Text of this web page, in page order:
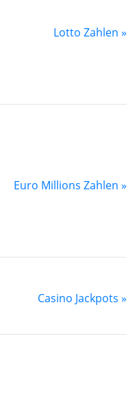
Lotto Zahlen »
Euro Millions Zahlen »
Casino Jackpots »